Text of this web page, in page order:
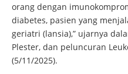
orang dengan
diabetes, pasien yang
geriatri (lansia),” ujarnya
Plester, dan peluncuran
(5/11/2025).